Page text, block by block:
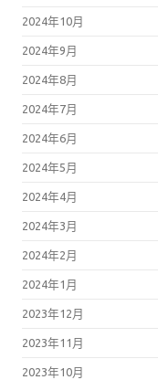
2024年10月
2024年9月
2024年8月
2024年7月
2024年6月
2024年5月
2024年4月
2024年3月
2024年2月
2024年1月
2023年12月
2023年11月
2023年10月